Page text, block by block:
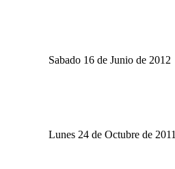
Sabado 16 de Junio de 2012
Lunes 24 de Octubre de 2011